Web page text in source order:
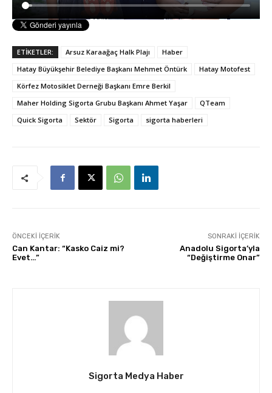
ETİKETLER: Arsuz Karaağaç Halk Plajı
Haber
Hatay Büyükşehir Belediye Başkanı Mehmet Öntürk
Hatay Motofest
Körfez Motosiklet Derneği Başkanı Emre Berkil
Maher Holding Sigorta Grubu Başkanı Ahmet Yaşar
QTeam
Quick Sigorta
Sektör Sigorta sigorta haberleri
ÖNCEKI İÇERIK
Can Kantar: “Kasko Caiz mi?
Evet…”
SONRAKI İÇERIK
Anadolu Sigorta’yla
“Değiştirme Onar”
Sigorta Medya Haber